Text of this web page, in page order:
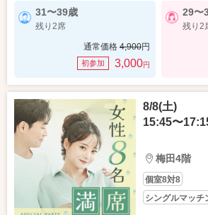
31〜39歳
残り2席
通常価格 4,900円
初参加 3,000円
29〜
残り2
8/8(土)
15:45〜
梅田4階
個室8対8
シングルマッチ